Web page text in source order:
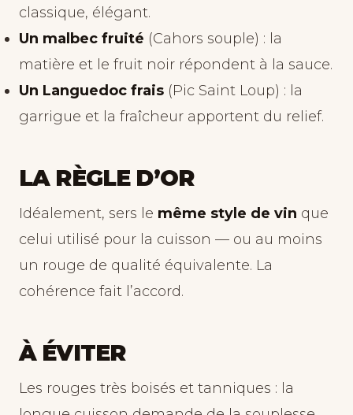
classique, élégant.
Un malbec fruité (Cahors souple) : la
matière et le fruit noir répondent à la sauce.
Un Languedoc frais (Pic Saint Loup) : la
garrigue et la fraîcheur apportent du relief.
LA RÈGLE D’OR
Idéalement, sers le même style de vin que
celui utilisé pour la cuisson — ou au moins
un rouge de qualité équivalente. La
cohérence fait l’accord.
À ÉVITER
Les rouges très boisés et tanniques : la